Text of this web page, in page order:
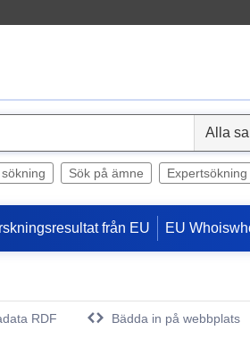
Sök på ämne Expertsökning
från EU EU
RDF
Bädda in på webbplats